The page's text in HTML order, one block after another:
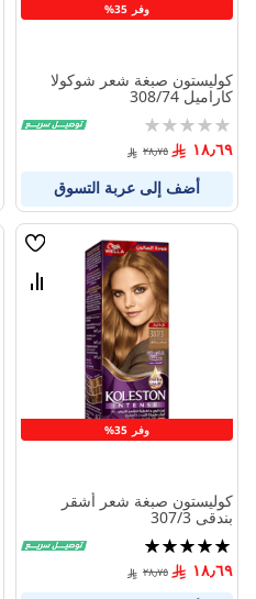
وفر 35%
كوليستون صبغة شعر شوكولا
كاراميل 308/74
Rating:
0%
١٨٫٦٩ ٢٨٫٧٥
أضف إلى عربة التسوق
وفر 35%
قائمة
قارن
كوليستون صبغة شعر أشقر
بندقى 307/3
تقييم:
100%
١٨٫٦٩ ٢٨٫٧٥